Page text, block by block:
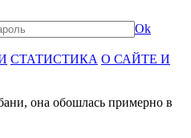
Ok
СТАТИСТИКА О САЙТЕ И
она обошлась примерно в